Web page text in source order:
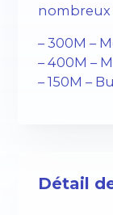
nombreux
– 300M –
– 400M –
– 150M –
Détail